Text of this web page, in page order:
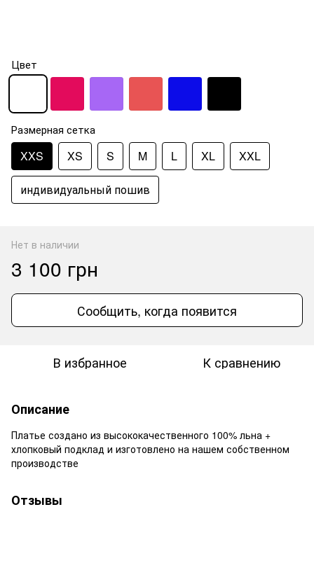
Цвет
Размерная сетка
XXS XS S M L XL XXL
индивидуальный пошив
Нет в наличии
3 100 грн
Сообщить, когда появится
В избранное К сравнению
Описание
Платье создано из высококачественного 100% льна +
хлопковый подклад и изготовлено на нашем собственном
производстве
Отзывы